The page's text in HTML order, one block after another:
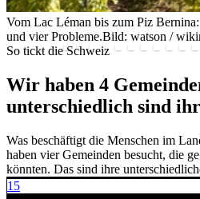
Vom Lac Léman bis zum Piz
und vier Probleme.Bild: watson /
So tickt die Schweiz
Wir haben 4
unterschiedlich sind
Was beschäftigt die Menschen im
haben vier Gemeinden besucht, die
könnten. Das sind ihre
15